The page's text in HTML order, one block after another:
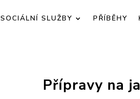
SOCIÁLNÍ SLUŽBY PŘÍBĚHY
Přípravy na